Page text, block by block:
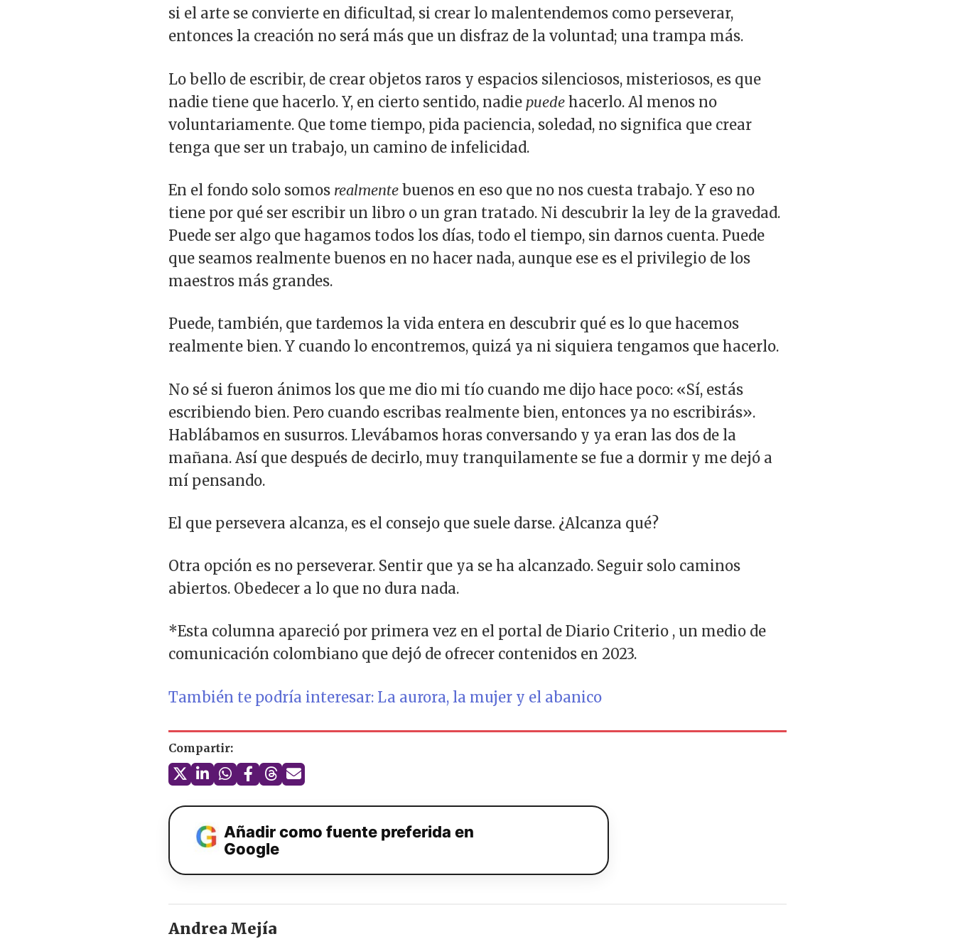
si el arte se convierte en dificultad, si crear lo malentendemos como perseverar,
entonces la creación no será más que un disfraz de la voluntad; una trampa más.
Lo bello de escribir, de crear objetos raros y espacios silenciosos, misteriosos, es que
nadie tiene que hacerlo. Y, en cierto sentido, nadie puede hacerlo. Al menos no
voluntariamente. Que tome tiempo, pida paciencia, soledad, no significa que crear
tenga que ser un trabajo, un camino de infelicidad.
En el fondo solo somos realmente buenos en eso que no nos cuesta trabajo. Y eso no
tiene por qué ser escribir un libro o un gran tratado. Ni descubrir la ley de la gravedad.
Puede ser algo que hagamos todos los días, todo el tiempo, sin darnos cuenta. Puede
que seamos realmente buenos en no hacer nada, aunque ese es el privilegio de los
maestros más grandes.
Puede, también, que tardemos la vida entera en descubrir qué es lo que hacemos
realmente bien. Y cuando lo encontremos, quizá ya ni siquiera tengamos que hacerlo.
No sé si fueron ánimos los que me dio mi tío cuando me dijo hace poco: «Sí, estás
escribiendo bien. Pero cuando escribas realmente bien, entonces ya no escribirás».
Hablábamos en susurros. Llevábamos horas conversando y ya eran las dos de la
mañana. Así que después de decirlo, muy tranquilamente se fue a dormir y me dejó a
mí pensando.
El que persevera alcanza, es el consejo que suele darse. ¿Alcanza qué?
Otra opción es no perseverar. Sentir que ya se ha alcanzado. Seguir solo caminos
abiertos. Obedecer a lo que no dura nada.
*Esta columna apareció por primera vez en el portal de Diario Criterio , un medio de
comunicación colombiano que dejó de ofrecer contenidos en 2023.
También te podría interesar: La aurora, la mujer y el abanico
Compartir:
Añadir como fuente preferida en
Google
Andrea Mejía